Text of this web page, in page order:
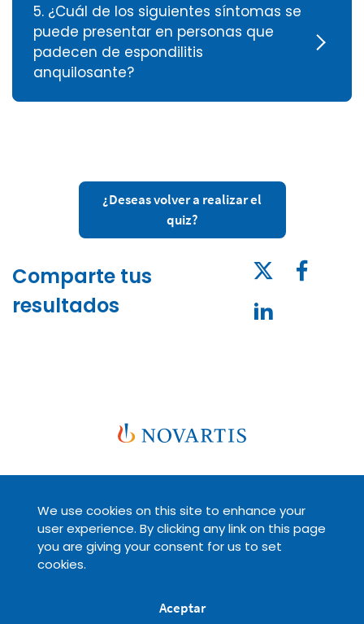
5. ¿Cuál de los siguientes síntomas se
puede presentar en personas que
padecen de espondilitis
anquilosante?
¿Deseas volver a realizar el
quiz?
Comparte tus
resultados
Legal
Políticas de privacidad
We use cookies on this site to enhance your
user experience. By clicking any link on this page
you are giving your consent for us to set
cookies.
Aceptar